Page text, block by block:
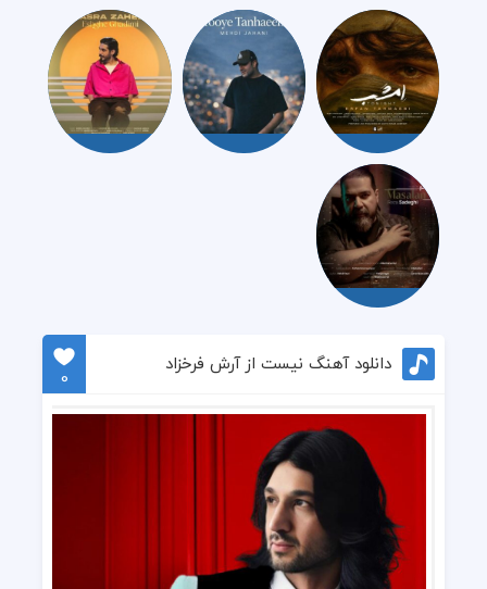
دانلود آهنگ نیست از آرش فرخزاد
0